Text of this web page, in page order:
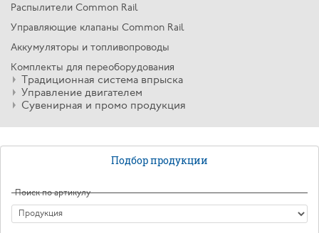
Распылители Common Rail
Управляющие клапаны Common Rail
Аккумуляторы и топливопроводы
Комплекты для переоборудования
Традиционная система впрыска
Управление двигателем
Сувенирная и промо продукция
Подбор продукции